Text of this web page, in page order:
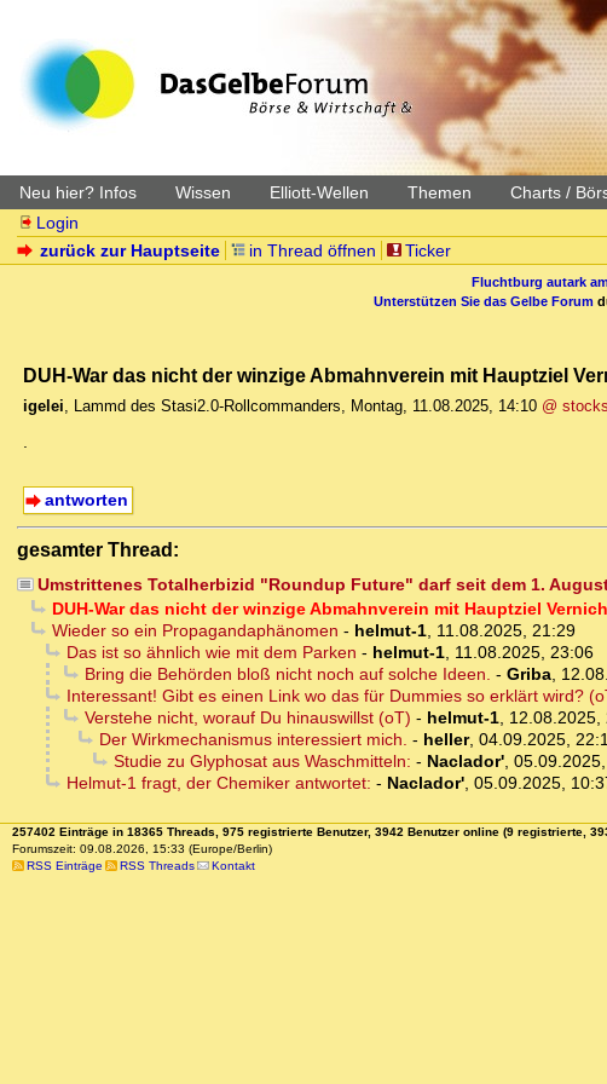
Neu hier? Infos Wissen Elliott-Wellen Themen Charts /
Login
zurück zur Hauptseite
in Thread öffnen Ticker
Fluchtburg autark
Unterstützen Sie das Gelbe Forum
DUH-War das nicht der winzige Abmahnverein mit Hauptziel
igelei, Lammd des Stasi2.0-Rollcommanders, Montag, 11.08.2025, 14:10 @
.
antworten
gesamter Thread:
Umstrittenes Totalherbizid "Roundup Future" darf seit dem 1.
DUH-War das nicht der winzige Abmahnverein mit Hauptziel
Wieder so ein Propagandaphänomen - helmut-1, 11.08.2025, 21:29
Das ist so ähnlich wie mit dem Parken - helmut-1, 11.08.2025, 23:06
Bring die Behörden bloß nicht noch auf solche Ideen. - Griba,
Interessant! Gibt es einen Link wo das für Dummies so erklärt wird?
Verstehe nicht, worauf Du hinauswillst (oT) - helmut-1, 12.08.2025,
Der Wirkmechanismus interessiert mich. - heller, 04.09.2025,
Studie zu Glyphosat aus Waschmitteln: - Naclador',
Helmut-1 fragt, der Chemiker antwortet: - Naclador', 05.09.2025,
257402 Einträge in 18365 Threads, 975 registrierte Benutzer, 3942 Benutzer online (9 registrierte,
Forumszeit: 09.08.2026, 15:33 (Europe/Berlin)
RSS Einträge
RSS Threads Kontakt